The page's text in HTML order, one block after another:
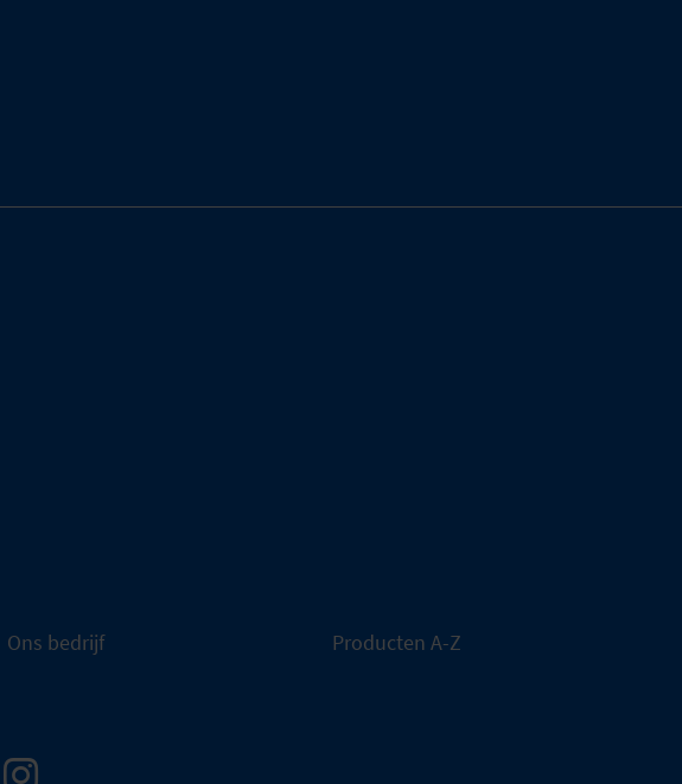
Ons bedrijf Producten A-Z